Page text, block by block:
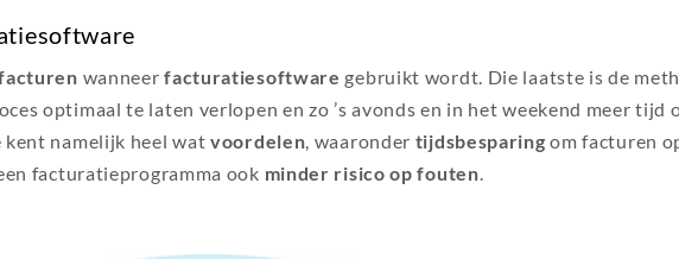
wanneerfacturatiesoftware gebruikt wordt. Die laatste is de
optimaal te laten verlopen en zo ’s avonds en in het weekend meer tijd
kent namelijk heel watvoordelen, waaronder tijdsbesparingom facturen
facturatieprogramma ook minder risico op fouten.